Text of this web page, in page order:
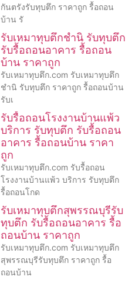
กันตรังรับทุบตึก ราคาถูก รื้อถอน
บ้าน รั
รับเหมาทุบตึกชำนิ รับทุบตึก
รับรื้อถอนอาคาร รื้อถอน
บ้าน ราคาถูก
รับเหมาทุบตึก.com รับเหมาทุบตึก
ชำนิ รับทุบตึก ราคาถูก รื้อถอนบ้าน
รับเ
รับรื้อถอนโรงงานบ้านแพ้ว
บริการ รับทุบตึก รับรื้อถอน
อาคาร รื้อถอนบ้าน ราคา
ถูก
รับเหมาทุบตึก.com รับรื้อถอน
โรงงานบ้านแพ้ว บริการ รับทุบตึก
รื้อถอนโกด
รับเหมาทุบตึกสุพรรณบุรีรับ
ทุบตึก รับรื้อถอนอาคาร รื้อ
ถอนบ้าน ราคาถูก
รับเหมาทุบตึก.com รับเหมาทุบตึก
สุพรรณบุรีรับทุบตึก ราคาถูก รื้อ
ถอนบ้าน